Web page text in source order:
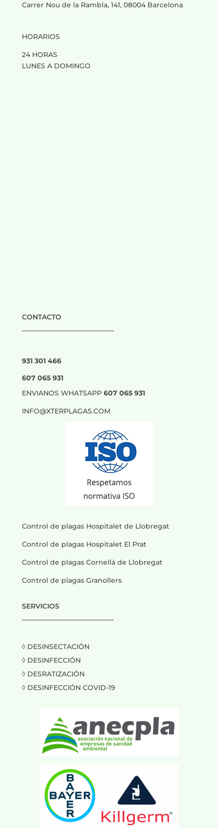
Carrer Nou de la Rambla, 141, 08004 Barcelona
HORARIOS
24 HORAS
LUNES A DOMINGO
CONTACTO
931 301 466
607 065 931
ENVIANOS WHATSAPP 607 065 931
INFO@XTERPLAGAS.COM
Control de plagas Hospitalet de Llobregat
Control de plagas Hospitalet El Prat
Control de plagas Cornellá de Llobregat
Control de plagas Granollers
SERVICIOS
◊ DESINSECTACIÓN
◊ DESINFECCIÓN
◊ DESRATIZACIÓN
◊ DESINFECCIÓN COVID-19